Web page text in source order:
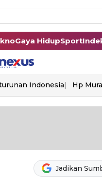
Gaya HidupSport
Indonesia Hp
Jadikan